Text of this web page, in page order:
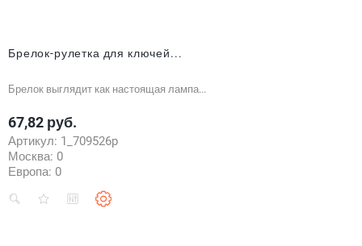
Брелок-рулетка для ключей...
Брелок выглядит как настоящая лампа...
Цена
67,82 руб.
Артикул: 1_709526p
Москва: 0
Европа: 0